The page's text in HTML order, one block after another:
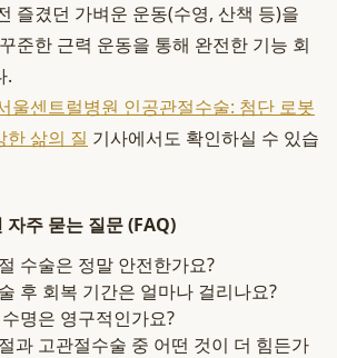
즐겼던 가벼운 운동(수영, 산책 등)을
준한 근력 운동을 통해 완전한 기능 회
.
울센트럴병원 인공관절수술: 첨단 로봇
한 삶의 질 기사에서도 확인하실 수 있습
자주 묻는 질문 (FAQ)
수술은 정말 안전한가요?
후 회복 기간은 얼마나 걸리나요?
명은 영구적인가요?
과 고관절수술 중 어떤 것이 더 힘든가